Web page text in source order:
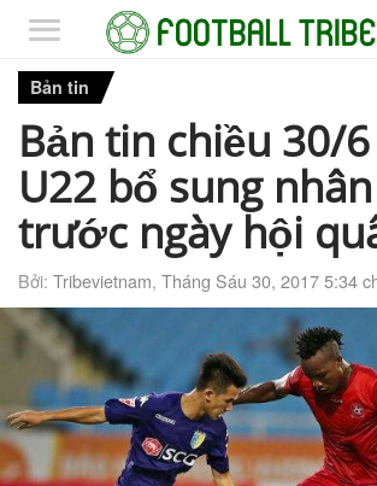
Bản tin
Bản tin chiều 30/
U22 bổ sung
trước ngày hội
Bởi: Tribevietnam, Tháng Sáu 30, 2017 5:34